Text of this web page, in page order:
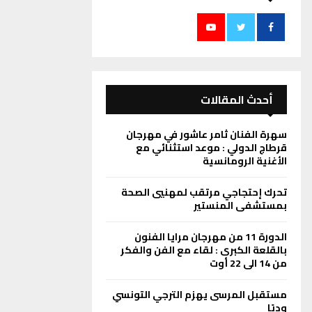
أحدث المقالات
سهرة الفنان ثامر عاشور في مهرجان
قرطاج الدولي : موعد استثنائي مع
الأغنية الرومانسية
تحرك إحتجاجي مرتقب لمهنيي الصحة
بمستشفى المنستير
الدورة 11 من مهرجان مرايا الفنون
بالقلعة الكبرى : لقاء مع الفن والفكر
من 14 الى 22 أوت
مستقبل المرسى يهزم الترجي التونسي
وديًا